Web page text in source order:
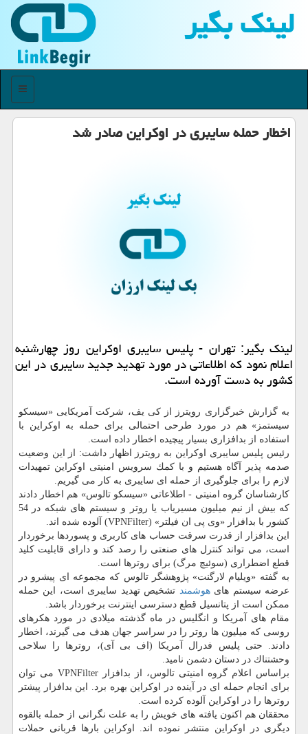
لینك بگیر
منو
اخطار حمله سایبری در اوكراین صادر شد
لینك بگیر: تهران - پلیس سایبری اوكراین روز چهارشنبه
اعلام نمود كه اطلاعاتی در مورد تهدید جدید سایبری در این
كشور به دست آورده است.
به گزارش خبرگزاری رویترز از كی یف، شركت آمریكایی «سیسكو
سیستمز» هم در مورد طرحی احتمالی برای حمله به اوكراین با
استفاده از بدافزاری بسیار پیچیده اخطار داده است.
رئیس پلیس سایبری اوكراین به رویترز اظهار داشت: از این وضعیت
صدمه پذیر آگاه هستیم و با كمك سرویس امنیتی اوكراین تمهیدات
لازم را برای جلوگیری از حمله ای سایبری به كار می گیریم.
كارشناسان گروه امنیتی - اطلاعاتی «سیسكو تالوس» هم اخطار دادند
كه بیش از نیم میلیون مسیریاب یا روتر و سیستم های شبكه در 54
كشور با بدافزار «وی پی ان فیلتر» (VPNFilter) آلوده شده اند.
این بدافزار از قدرت سرقت حساب های كاربری و پسوردها برخوردار
است، می تواند كنترل های صنعتی را رصد كند و دارای قابلیت كلید
قطع اضطراری (سوئیچ مرگ) برای روترها است.
به گفته «ویلیام لارگنت» پژوهشگر تالوس كه مجموعه ای پیشرو در
عرضه سیستم هایهوشمند تشخیص تهدید سایبری است، این حمله
ممكن است از پتانسیل قطع دسترسی اینترنت برخوردار باشد.
مقام های آمریكا و انگلیس در ماه گذشته میلادی در مورد هكرهای
روسی كه میلیون ها روتر را در سراسر جهان هدف می گیرند، اخطار
دادند. حتی پلیس فدرال آمریكا (اف بی آی)، روترها را سلاحی
وحشتناك در دستان دشمن نامید.
براساس اعلام گروه امنیتی تالوس، از بدافزار VPNFilter می توان
برای انجام حمله ای در آینده در اوكراین بهره برد. این بدافزار پیشتر
روترها را در اوكراین آلوده كرده است.
محققان هم اكنون یافته های خویش را به علت نگرانی از حمله بالقوه
دیگری در اوكراین منتشر نموده اند. اوكراین بارها قربانی حملات